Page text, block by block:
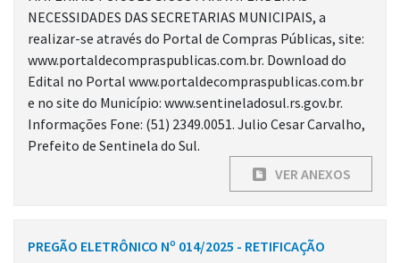
NECESSIDADES DAS SECRETARIAS MUNICIPAIS, a
realizar-se através do Portal de Compras Públicas, site:
www.portaldecompraspublicas.com.br. Download do
Edital no Portal www.portaldecompraspublicas.com.br
e no site do Município: www.sentineladosul.rs.gov.br.
Informações Fone: (51) 2349.0051. Julio Cesar Carvalho,
Prefeito de Sentinela do Sul.
VER ANEXOS
PREGÃO ELETRÔNICO Nº 014/2025 - RETIFICAÇÃO